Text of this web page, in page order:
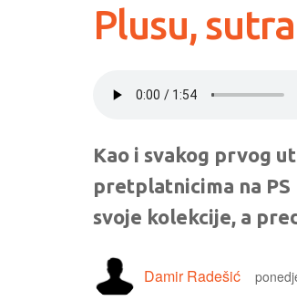
Plusu,
Kao i svakog prvog
pretplatnicima na
svoje kolekcije, a
Damir Radešić